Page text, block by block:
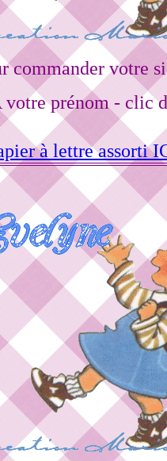
commander votre
votre prénom - clic
à lettre assorti